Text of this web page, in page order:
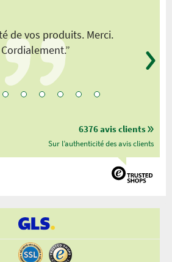
de vos produits. Merci.
Cordialement.”
6376 avis clients
Sur l’authenticité des avis clients